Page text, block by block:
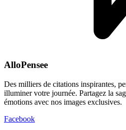
AlloPensee
Des milliers de citations inspirantes,
illuminer votre journée. Partagez la
émotions avec nos images exclusives.
Facebook